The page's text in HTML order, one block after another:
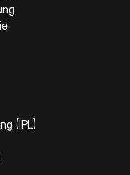
(IPL)